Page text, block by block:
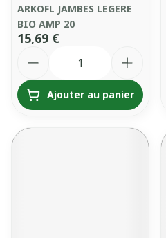
ARKOFL JAMBES LEGERE
BIO AMP 20
15,69 €
Ajouter au panier